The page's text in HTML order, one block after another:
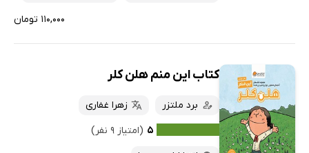
۱۱۰,۰۰۰ تومان
کتاب این منم هلن کلر
برد ملتزر
زهرا غفاری
۵ (امتیاز ۹ نفر)